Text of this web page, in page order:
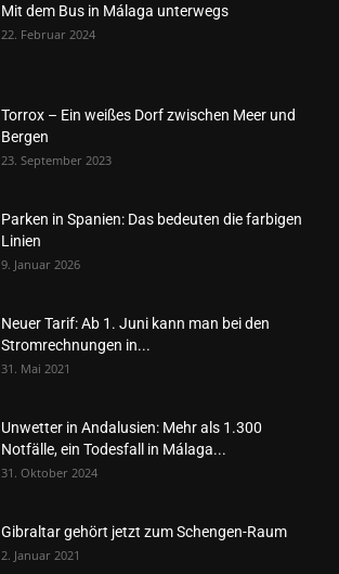
Mit dem Bus in Málaga unterwegs
22. Februar 2024
Torrox – Ein weißes Dorf zwischen Meer und
Bergen
23. September 2023
Parken in Spanien: Das bedeuten die farbigen
Linien
9. Januar 2026
Neuer Tarif: Ab 1. Juni kann man bei den
Stromrechnungen in...
31. Mai 2021
Unwetter in Andalusien: Mehr als 1.300
Notfälle, ein Todesfall in Málaga...
31. Oktober 2024
Gibraltar gehört jetzt zum Schengen-Raum
2. Januar 2021